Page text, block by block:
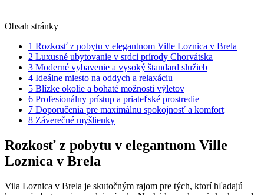
Obsah stránky
1 Rozkosť z pobytu v elegantnom Ville Loznica v Brela
2 Luxusné ubytovanie v srdci prírody Chorvátska
3 Moderné vybavenie a vysoký štandard služieb
4 Ideálne miesto na oddych a relaxáciu
5 Blízke okolie a bohaté možnosti výletov
6 Profesionálny prístup a priateľské prostredie
7 Doporučenia pre maximálnu spokojnosť a komfort
8 Záverečné myšlienky
Rozkosť z pobytu v elegantnom Ville
Loznica v Brela
Vila Loznica v Brela je skutočným rajom pre tých, ktorí hľadajú